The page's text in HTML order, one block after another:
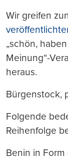
Wir greifen
„schön,
Meinung“-
heraus.
Bürgenstock,
Folgende
Reihenfolge
Benin in